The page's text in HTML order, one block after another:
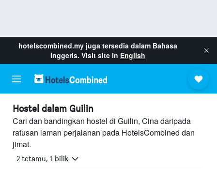
hotelscombined.my juga tersedia dalam Bahasa
Inggeris. Visit site in English
Hostel dalam Guilin
Cari dan bandingkan hostel di Guilin, Cina daripada
ratusan laman perjalanan pada HotelsCombined dan
jimat.
2 tetamu, 1 bilik